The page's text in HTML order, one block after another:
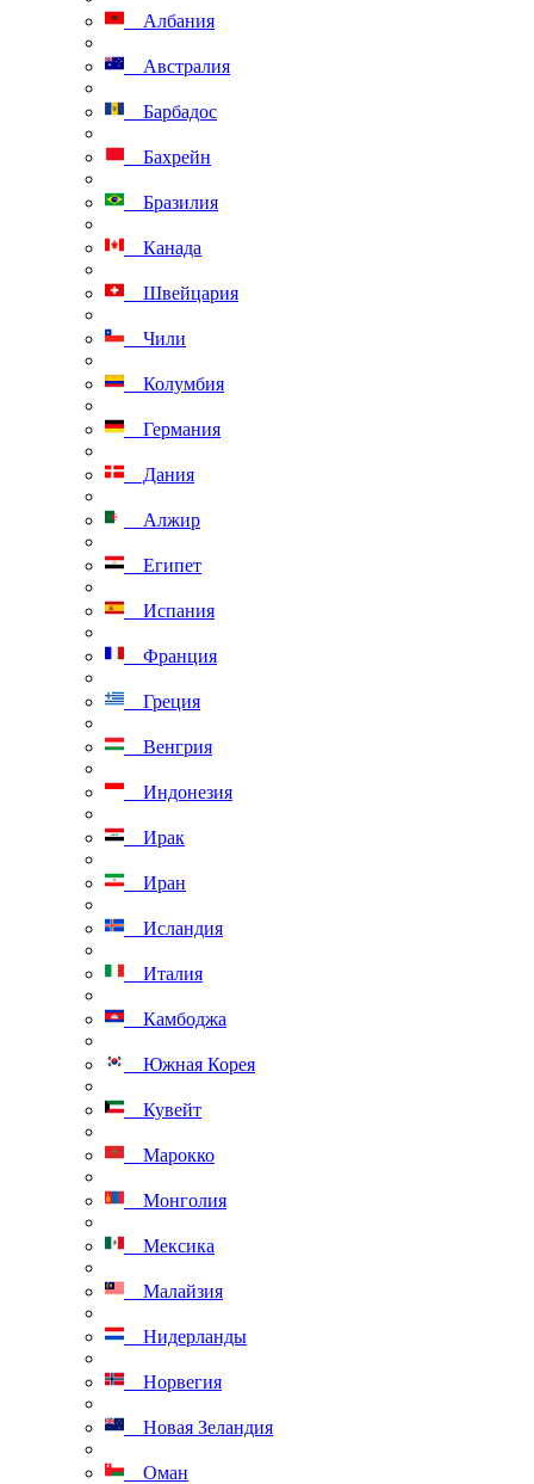
Албания
Австралия
Барбадос
Бахрейн
Бразилия
Канада
Швейцария
Чили
Колумбия
Германия
Дания
Алжир
Египет
Испания
Франция
Греция
Венгрия
Индонезия
Ирак
Иран
Исландия
Италия
Камбоджа
Южная Корея
Кувейт
Марокко
Монголия
Мексика
Малайзия
Нидерланды
Норвегия
Новая Зеландия
Оман